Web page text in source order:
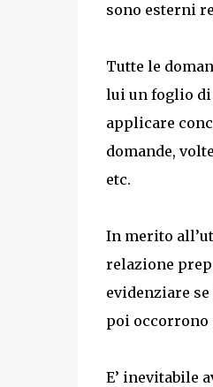
sono esterni
Tutte le
lui un foglio di
applicare
domande,
etc.
In merito
relazione
evidenziare
poi
E’ inevitabile